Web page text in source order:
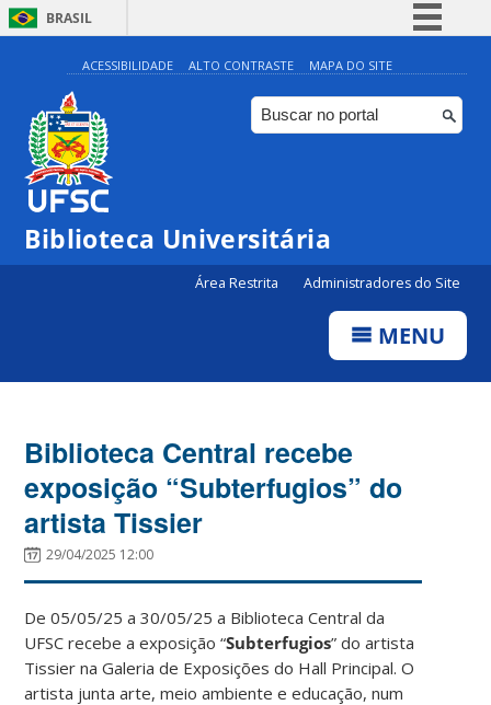
BRASIL
Simplifique!
Comunica BR
Participe
Canais
ACESSIBILIDADE ALTO CONTRASTE MAPA DO SITE
Biblioteca Universitária
Área Restrita Administradores do Site
MENU
Biblioteca Central recebe
exposição “Subterfugios” do
artista Tissier
29/04/2025 12:00
De 05/05/25 a 30/05/25 a Biblioteca Central da
UFSC recebe a exposição “Subterfugios” do artista
Tissier na Galeria de Exposições do Hall Principal. O
artista junta arte, meio ambiente e educação, num